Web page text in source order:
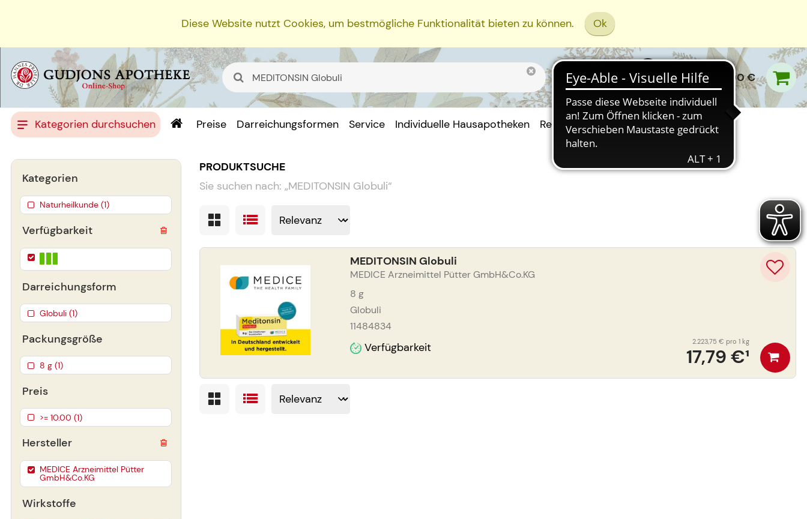
Diese Website nutzt Cookies, um bestmögliche Funktionalität bieten zu können. Ok
0,00 €
Kategorien durchsuchen Preise Darreichungsformen Service Individuelle Hausapotheken Rezept Einreichen
PRODUKTSUCHE
Sie suchen nach: „MEDITONSIN Globuli“
MEDITONSIN Globuli
MEDICE Arzneimittel Pütter GmbH&Co.KG
8 g
Globuli
11484834
Verfügbarkeit 17,79 €¹
2.223,75 € pro 1 kg
Verfügbarkeit
Darreichungsform
Globuli (1)
Packungsgröße
8 g (1)
Preis
>= 10.00 (1)
Hersteller
MEDICE Arzneimittel Pütter
GmbH&Co.KG
Wirkstoffe
Kategorien
Naturheilkunde (1)